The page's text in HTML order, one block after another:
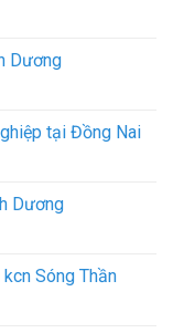
Dương
tại Đồng Nai
Dương
Sóng Thần